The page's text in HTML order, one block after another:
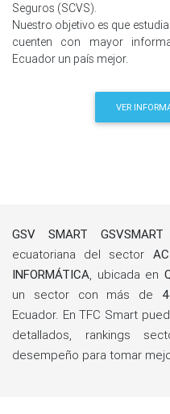
Seguros (SCVS).
Nuestro objetivo es que
cuenten con mayor
Ecuador un país mejor.
VER
GSV SMART GSVSMART
ecuatoriana del sector
INFORMÁTICA, ubicada en
un sector con más de
Ecuador. En TFC Smart
detallados, rankings
desempeño para tomar